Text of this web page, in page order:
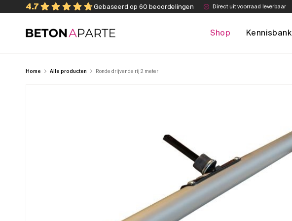
4.7 Gebaseerd op 60 beoordelingen Direct uit voorraad leverbaar
Beton Aparte Shop Kennisbank
Home Alle producten Ronde drijvende rij 2 meter